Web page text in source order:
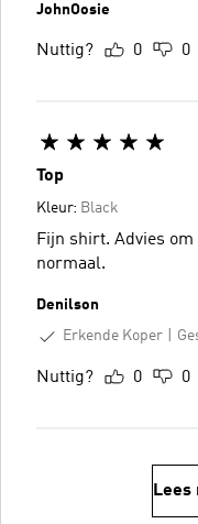
JohnOosie
Nuttig? 0 0
Top
Kleur: Black
Fijn shirt. Advies
normaal.
Denilson
Erkende Koper
Nuttig? 0 0